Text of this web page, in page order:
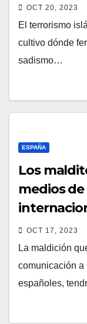
OCT 20, 2023
El terrorismo
cultivo dónde
sadismo…
ESPAÑA
Los
medios
OCT 17, 2023
La maldición
comunicación
españoles,